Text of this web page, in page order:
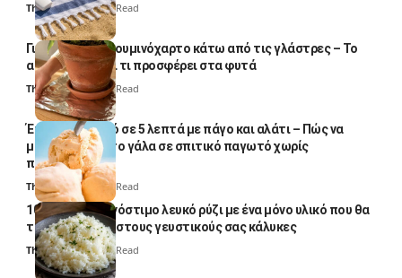
Thali Ombre5 Min Read
Γιατί βάζουν αλουμινόχαρτο κάτω από τις γλάστρες – Το
απλό κόλπο και τι προσφέρει στα φυτά
Thali Ombre4 Min Read
Έτοιμο παγωτό σε 5 λεπτά με πάγο και αλάτι – Πώς να
μετατρέψετε το γάλα σε σπιτικό παγωτό χωρίς
παγωτομηχανή
Thali Ombre 4 Min Read
10 φορές ποιο νόστιμο λευκό ρύζι με ένα μόνο υλικό που θα
το απογειώσει στους γευστικούς σας κάλυκες
Thali Ombre4 Min Read